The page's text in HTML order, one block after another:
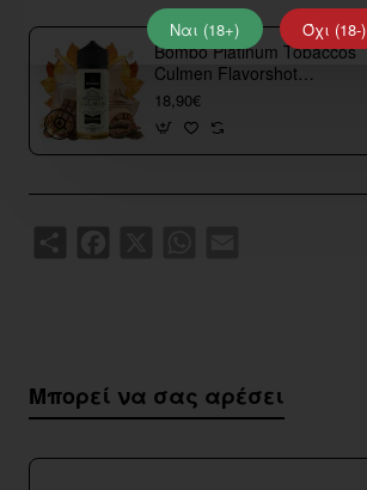
Ναι (18+) Όχι (18-)
Bombo Platinum Tobaccos
Culmen Flavorshot
40/120ml
18,90€
Μπορεί να σας αρέσει